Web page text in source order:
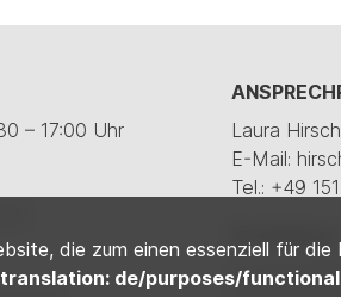
– 17:00 Uhr
Laura Hirsch
E-Mail:
Tel.: +49
Lisa
die zum einen essenziell für
de/purposes/